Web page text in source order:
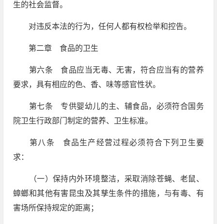
生的社会监督。
对违反本法的行为，任何人都有权检举和控告。
第二章 食品的卫生
第六条 食品应当无毒、无害，符合应当有的营养
要求，具有相应的色、香、味等感官性状。
第七条 专供婴幼儿的主、辅食品，必须符合国务
院卫生行政部门制定的营养、卫生标准。
第八条 食品生产经营过程必须符合下列卫生要
求：
（一）保持内外环境整洁，采取消除苍蝇、老鼠、
蟑螂和其他有害昆虫及其孳生条件的措施，与有毒、有
害场所保持规定的距离；